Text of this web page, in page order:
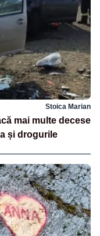
Stoica Marian
mai multe decese
și drogurile